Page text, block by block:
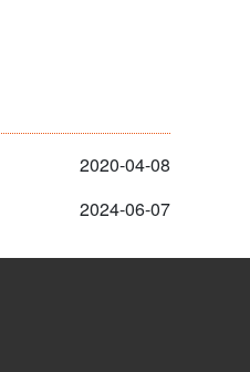
2020-04-08
2024-06-07